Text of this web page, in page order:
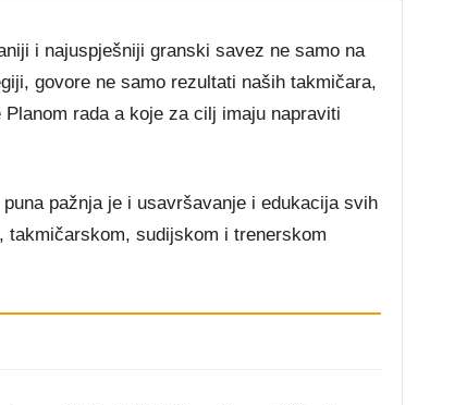
i najuspješniji granski savez ne samo na
govore ne samo rezultati naših takmičara,
rada a koje za cilj imaju napraviti
pažnja je i usavršavanje i edukacija svih
sudijskom i trenerskom